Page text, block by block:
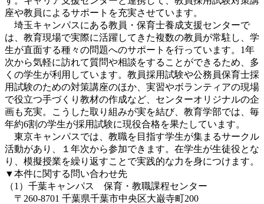
座や教員によるサポートを充実させています。
埼玉キャンパスにある教員・保育士養成支援センターで
は、教育現場で実際に活躍してきた複数の教員が常駐し、学
生が直面する種々の問題へのサポートを行っています。1年
次から気軽に訪れて質問や相談をすることができるため、多
くの学生が利用しています。教員採用試験や公務員保育士採
用試験のための対策講座のほか、実習やボランティアの現場
で役立つ手づくり教材の作成など、センターオリジナルの企
画も充実。こうした取り組みが実を結び、教育学部では、毎
年約6割の学生が採用試験に現役合格を果たしています。
東京キャンパスでは、教職を目指す学生が集まるサークル
活動があり、１年次から参加できます。在学生が生徒役とな
り、模擬授業を繰り返すことで実践的な力を身につけます。
▼本件に関する問い合わせ先
（1）千葉キャンパス 保育・教職課程センター
〒260-8701 千葉県千葉市中央区大巌寺町200